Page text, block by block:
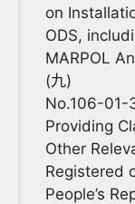
on
ODS,
MARPOL
(九)
No.106-01-
Providing
Other
Registered
People’s